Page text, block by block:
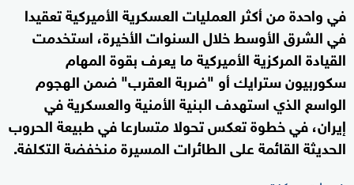
في واحدة من أكثر العمليات العسكرية الأميركية تعقيدا
في الشرق الأوسط خلال السنوات الأخيرة، استخدمت
القيادة المركزية الأميركية ما يعرف بقوة المهام
سكوربيون سترايك أو "ضربة العقرب" ضمن الهجوم
الواسع الذي استهدف البنية الأمنية والعسكرية في
إيران، في خطوة تعكس تحولا متسارعا في طبيعة الحروب
الحديثة القائمة على الطائرات المسيرة منخفضة التكلفة.